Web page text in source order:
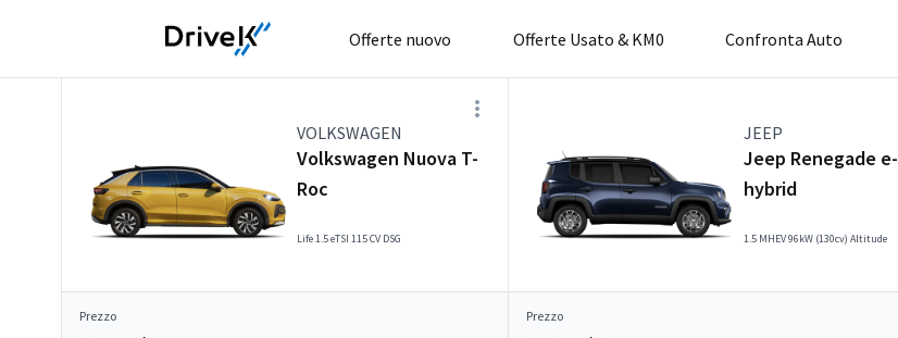
Offerte nuovo Offerte Usato & KM0 Confronta Auto
VOLKSWAGEN
Volkswagen Nuova T-
Roc
Life 1.5 eTSI 115 CV DSG
JEEP
Jeep Renegade e-
hybrid
1.5 MHEV 96kW (130cv) Altitude
Prezzo Prezzo